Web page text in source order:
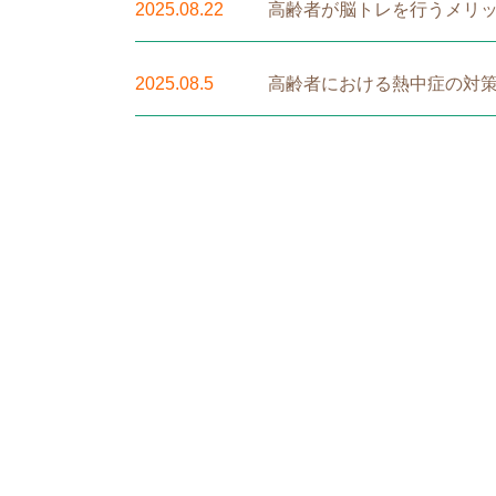
2025.08.22 高齢者が脳トレを行うメリ
2025.08.5 高齢者における熱中症の対